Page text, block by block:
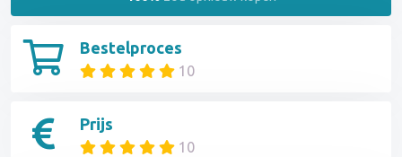
Bestelproces
10
Prijs
10